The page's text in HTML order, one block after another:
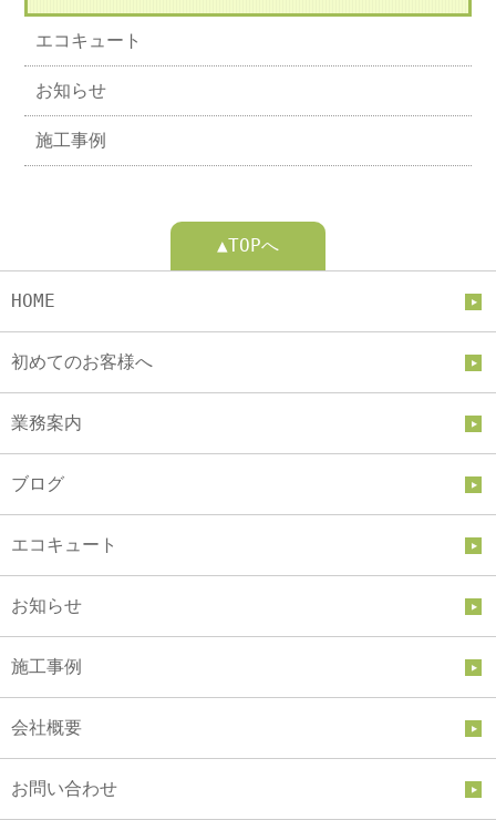
エコキュート
お知らせ
施工事例
▲TOPへ
HOME
初めてのお客様へ
業務案内
ブログ
エコキュート
お知らせ
施工事例
会社概要
お問い合わせ